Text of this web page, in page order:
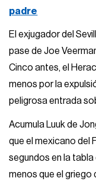
padre
El exjugador del
pase de Joe
Cinco antes, el
menos por la
peligrosa entrada
Acumula Luuk de
que el mexicano del
segundos en la
menos que el griego